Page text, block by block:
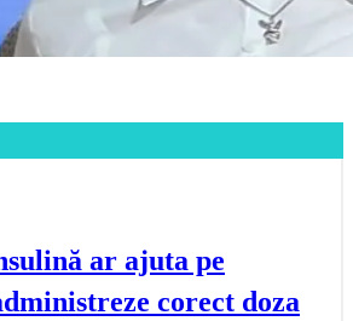
ar ajuta pe
corect doza